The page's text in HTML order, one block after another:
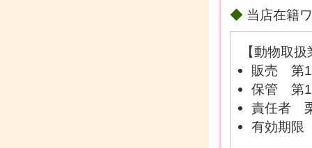
◆ 当店在籍
【動物取
販売 第
保管 第
責任者
有効期限